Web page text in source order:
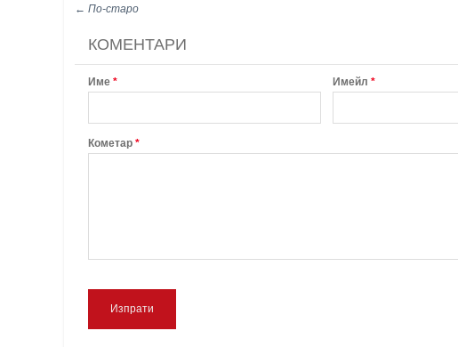
← По-старо
КОМЕНТАРИ
Име * Имейл *
Кометар *
Изпрати